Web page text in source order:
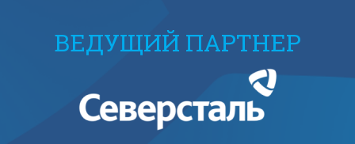
ВЕДУЩИЙ ПАРТНЕР